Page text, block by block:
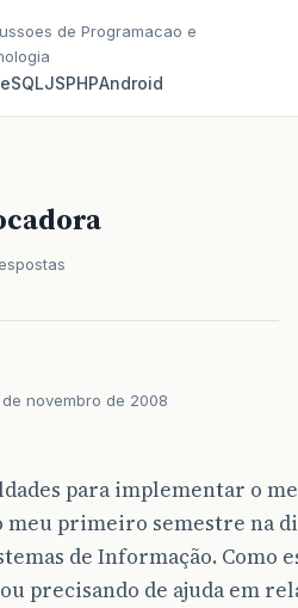
de Programacao e
SQLJSPHPAndroid
novembro de 2008
para implementar o
meu primeiro semestre na
de Informação. Como
precisando de ajuda em